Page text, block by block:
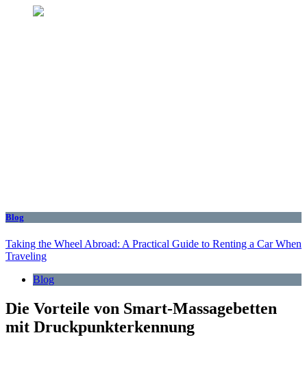
Blog
Taking the Wheel Abroad: A Practical Guide to Renting a Car When
Traveling
Blog
Die Vorteile von Smart-Massagebetten
mit Druckpunkterkennung